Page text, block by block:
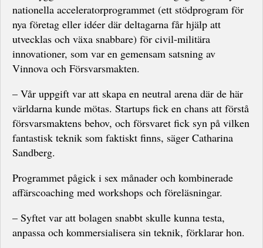
nationella acceleratorprogrammet (ett stödprogram för
nya företag eller idéer där deltagarna får hjälp att
utvecklas och växa snabbare) för civil-militära
innovationer, som var en gemensam satsning av
Vinnova och Försvarsmakten.
– Vår uppgift var att skapa en neutral arena där de här
världarna kunde mötas. Startups fick en chans att förstå
försvarsmaktens behov, och försvaret fick syn på vilken
fantastisk teknik som faktiskt finns, säger Catharina
Sandberg.
Programmet pågick i sex månader och kombinerade
affärscoaching med workshops och föreläsningar.
– Syftet var att bolagen snabbt skulle kunna testa,
anpassa och kommersialisera sin teknik, förklarar hon.